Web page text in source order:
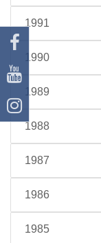
1991
1990
1989
1988
1987
1986
1985